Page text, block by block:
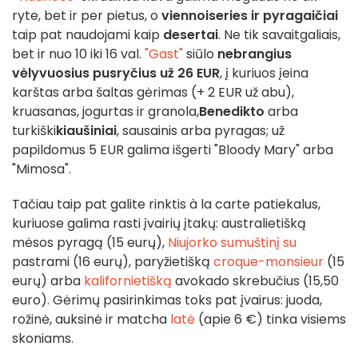
ryte, bet ir per pietus, o viennoiseries ir pyragaičiai
taip pat naudojami kaip desertai. Ne tik savaitgaliais,
bet ir nuo 10 iki 16 val. "Gast"siūlo nebrangius
vėlyvuosius pusryčius už 26 EUR, į kuriuos įeina
karštas arba šaltas gėrimas (+ 2 EUR už abu),
kruasanas, jogurtas ir granola,Benedikto arba
turkiškikiaušiniai, sausainis arba pyragas; už
papildomus 5 EUR galima išgerti "Bloody Mary" arba
"Mimosa".
Tačiau taip pat galite rinktis à la carte patiekalus,
kuriuose galima rasti įvairių įtakų: australietišką
mėsos pyragą (15 eurų), Niujorko sumuštinį su
pastrami (16 eurų), paryžietišką croque-monsieur (15
eurų) arba kalifornietišką avokado skrebučius (15,50
euro). Gėrimų pasirinkimas toks pat įvairus: juoda,
rožinė, auksinė ir matcha latė (apie 6 €) tinka visiems
skoniams.